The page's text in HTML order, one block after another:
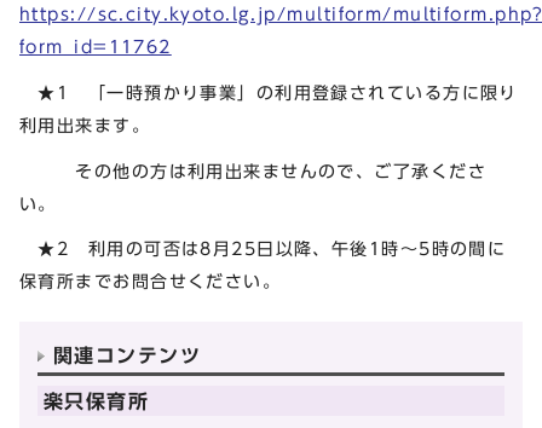
https://sc.city.kyoto.lg.jp/multiform/
form_id=11762
★1 「一時預かり事業」の利用登録されている方に限り
利用出来ます。
その他の方は利用出来ませんので、ご了承くださ
い。
★2 利用の可否は8月25日以降、午後1時～5時の間に
保育所までお問合せください。
関連コンテンツ
楽只保育所